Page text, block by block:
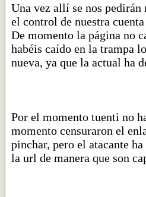
Una vez allí se nos pedirán
el control de nuestra
De momento la página no
habéis caído en la trampa
nueva, ya que la actual ha
Por el momento tuenti no
momento censuraron el
pinchar, pero el atacante
la url de manera que son